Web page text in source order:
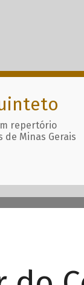
repertório
Minas Gerais